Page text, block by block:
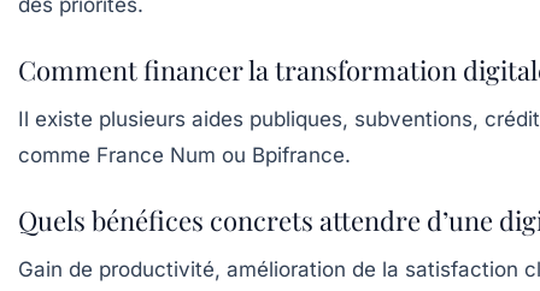
des priorités.
Comment financer la transformation
Il existe plusieurs aides publiques, subventions,
comme France Num ou Bpifrance.
Quels bénéfices concrets attendre d’une
Gain de productivité, amélioration de la satisfaction